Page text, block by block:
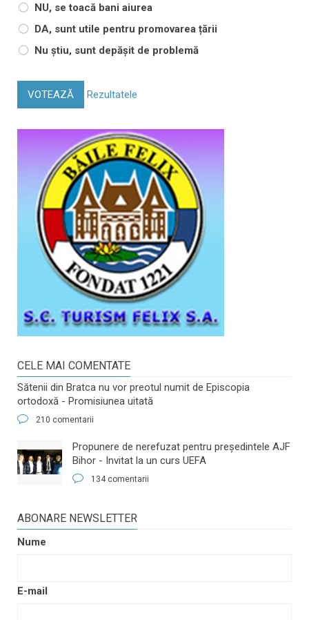
NU, se toacă bani aiurea
DA, sunt utile pentru promovarea țării
Nu știu, sunt depășit de problemă
VOTEAZĂ Rezultatele
CELE MAI COMENTATE
Sătenii din Bratca nu vor preotul numit de Episcopia
ortodoxă - Promisiunea uitată
210 comentarii
​Propunere de nerefuzat pentru preşedintele AJF
Bihor - Invitat la un curs UEFA
134 comentarii
ABONARE NEWSLETTER
Nume
E-mail